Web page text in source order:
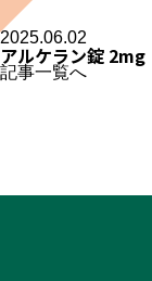
2025.06.02
アルケラン錠 2mg
記事一覧へ